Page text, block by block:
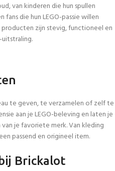
van kinderen die hun spullen
die hun LEGO-passie willen
zijn stevig, functioneel en
te geven, te verzamelen of zelf te
aan je LEGO-beleving en laten je
je favoriete merk. Van kleding
passend en origineel item.
Brickalot